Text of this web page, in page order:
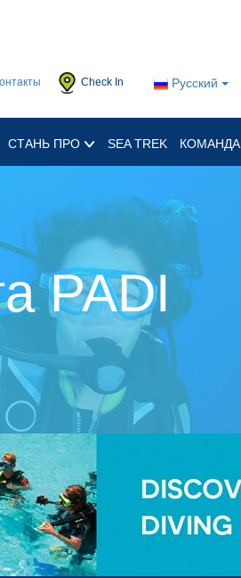
Русский
Check In
СТАНЬ ПРО SEA TREK КОМАНДА
PADI